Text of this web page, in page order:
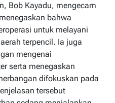
Bob Kayadu, mengecam
bahwa
untuk melayani
terpencil. Ia juga
mengenai
serta menegaskan
difokuskan pada
tersebut